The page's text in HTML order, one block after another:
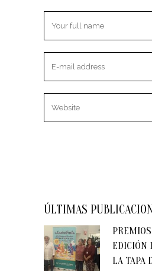
ÚLTIMAS
EDICIÓN
LA TAPA